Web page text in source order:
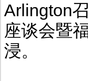
Arlington
座谈会暨
浸。